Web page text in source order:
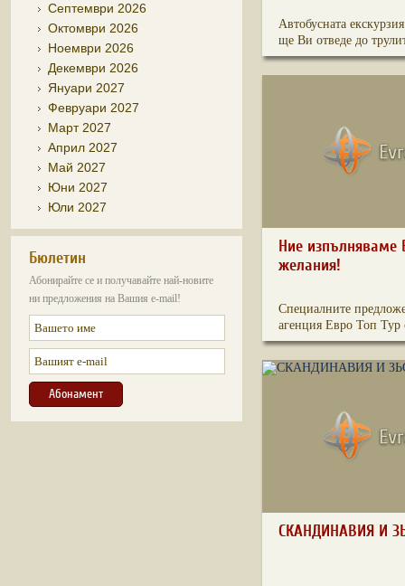
Септември 2026
Октомври 2026
Ноември 2026
Декември 2026
Януари 2027
Февруари 2027
Март 2027
Април 2027
Май 2027
Юни 2027
Юли 2027
Бюлетин
Абонирайте се и получавайте най-новите
ни предложения на Вашия e-mail!
Автобусната
ще Ви отведе до
Ние изпълняваме
желания!
Специалните
агенция Евро Топ Тур
СКАНДИНАВИЯ И